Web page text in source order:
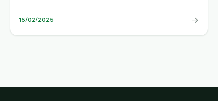
l'optimisation de...
15/02/2025 →